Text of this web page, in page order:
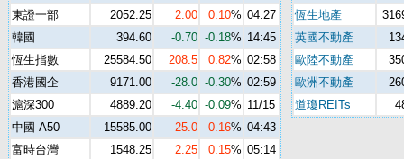
東證一部
2052.25 2.00 0.10% 04:27
韓國
394.60 -0.70 -0.18% 14:45
恆生指數
25584.50 208.5 0.82% 02:58
香港國企
9171.00 -28.0 -0.30% 02:59
滬深300
4889.20 -4.40 -0.09% 11/15
中國 A50
15585.00 25.0 0.16% 04:43
富時台灣
1548.25 2.25 0.15% 05:14
恆生地產
英國不動產
歐陸不動產
歐洲不動產
道瓊REITs